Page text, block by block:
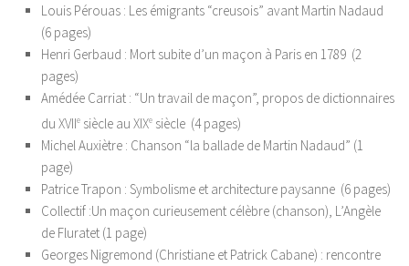
Louis Pérouas : Les émigrants “creusois” avant Martin Nadaud
(6 pages)
Henri Gerbaud : Mort subite d’un maçon à Paris en 1789 (2
pages)
Amédée Carriat : “Un travail de maçon”, propos de dictionnaires
du XVIIe siècle au XIXe siècle (4 pages)
Michel Auxiètre : Chanson “la ballade de Martin Nadaud” (1
page)
Patrice Trapon : Symbolisme et architecture paysanne (6 pages)
Collectif :Un maçon curieusement célèbre (chanson), L’Angèle
de Fluratet (1 page)
Georges Nigremond (Christiane et Patrick Cabane) : rencontre